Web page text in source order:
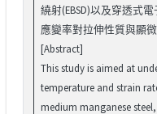
繞射(EBSD)以及穿透式
應變率對拉伸性質與顯
[Abstract]
This study is aimed at
temperature and strain
medium manganese steel,